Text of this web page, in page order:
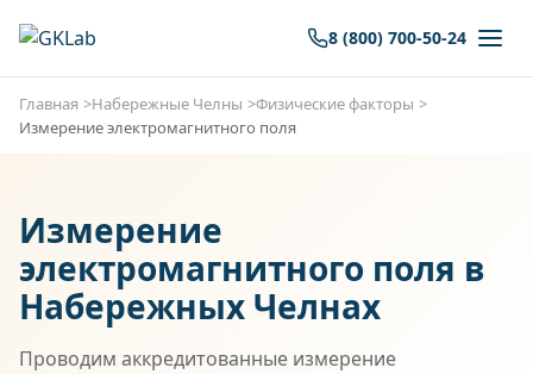
8 (800) 700-50-24
Главная Набережные Челны
Физические факторы
Измерение электромагнитного поля
Измерение
электромагнитного поля в
Набережных Челнах
Проводим аккредитованные измерение